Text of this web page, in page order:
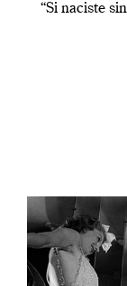
“Si naciste